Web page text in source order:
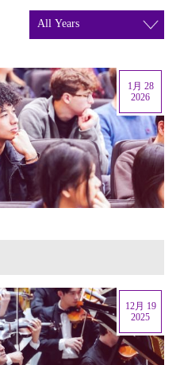
1月 28
2026
12月 19
2025